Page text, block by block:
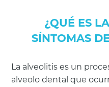
¿QUÉ ES
SÍNTOMAS
La alveolitis es un
alveolo dental que